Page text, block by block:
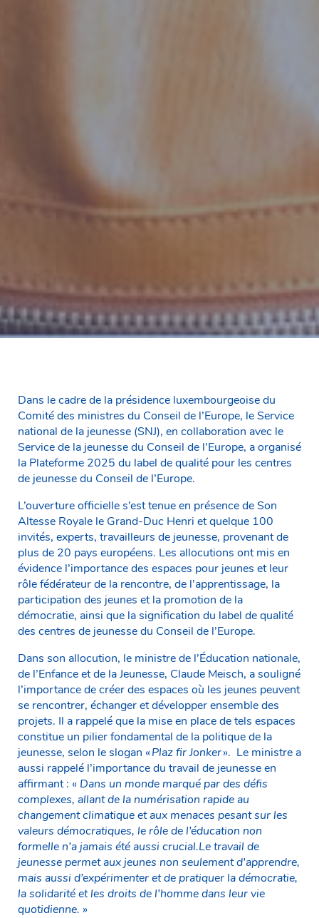
Dans le cadre de la présidence luxembourgeoise du
Comité des ministres du Conseil de l’Europe, le Service
national de la jeunesse (SNJ), en collaboration avec le
Service de la jeunesse du Conseil de l’Europe, a organisé
la Plateforme 2025 du label de qualité pour les centres
de jeunesse du Conseil de l’Europe.
L’ouverture officielle s’est tenue en présence de Son
Altesse Royale le Grand-Duc Henri et quelque 100
invités, experts, travailleurs de jeunesse, provenant de
plus de 20 pays européens. Les allocutions ont mis en
évidence l’importance des espaces pour jeunes et leur
rôle fédérateur de la rencontre, de l’apprentissage, la
participation des jeunes et la promotion de la
démocratie, ainsi que la signification du label de qualité
des centres de jeunesse du Conseil de l’Europe.
Dans son allocution, le ministre de l’Éducation nationale,
de l’Enfance et de la Jeunesse, Claude Meisch, a souligné
l’importance de créer des espaces où les jeunes peuvent
se rencontrer, échanger et développer ensemble des
projets. Il a rappelé que la mise en place de tels espaces
constitue un pilier fondamental de la politique de la
jeunesse, selon le slogan «Plaz fir Jonker». Le ministre a
aussi rappelé l’importance du travail de jeunesse en
affirmant : « Dans un monde marqué par des défis
complexes, allant de la numérisation rapide au
changement climatique et aux menaces pesant sur les
valeurs démocratiques, le rôle de l’éducation non
formelle n’a jamais été aussi crucial.Le travail de
jeunesse permet aux jeunes non seulement d’apprendre,
mais aussi d’expérimenter et de pratiquer la démocratie,
la solidarité et les droits de l’homme dans leur vie
quotidienne. »